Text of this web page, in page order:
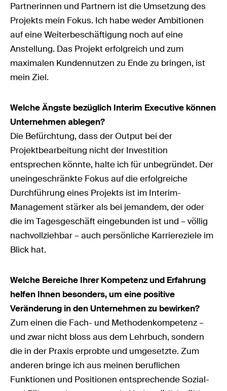
Partnerinnen und Partnern ist die Umsetzung des
Projekts mein Fokus. Ich habe weder Ambitionen
auf eine Weiterbeschäftigung noch auf eine
Anstellung. Das Projekt erfolgreich und zum
maximalen Kundennutzen zu Ende zu bringen, ist
mein Ziel.
Welche Ängste bezüglich Interim Executive können
Unternehmen ablegen?
Die Befürchtung, dass der Output bei der
Projektbearbeitung nicht der Investition
entsprechen könnte, halte ich für unbegründet. Der
uneingeschränkte Fokus auf die erfolgreiche
Durchführung eines Projekts ist im Interim-
Management stärker als bei jemandem, der oder
die im Tagesgeschäft eingebunden ist und – völlig
nachvollziehbar – auch persönliche Karriereziele im
Blick hat.
Welche Bereiche Ihrer Kompetenz und Erfahrung
helfen Ihnen besonders, um eine positive
Veränderung in den Unternehmen zu bewirken?
Zum einen die Fach- und Methodenkompetenz –
und zwar nicht bloss aus dem Lehrbuch, sondern
die in der Praxis erprobte und umgesetzte. Zum
anderen bringe ich aus meinen beruflichen
Funktionen und Positionen entsprechende Sozial-